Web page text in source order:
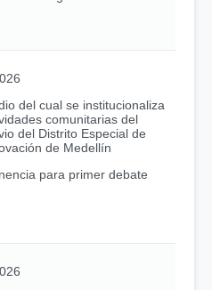
del cual se institucionaliza
comunitarias del
del Distrito Especial de
de Medellín
para primer debate